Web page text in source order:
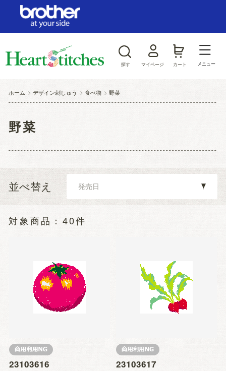
探す マイページ カート メニュー
ホーム >デザイン刺しゅう >食べ物 >野菜
野菜
並べ替え
40件
23103616 23103617
ログイン/新規会員登録